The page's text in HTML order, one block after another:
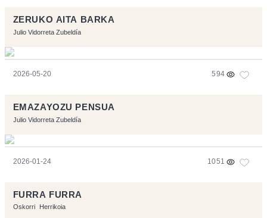
ZERUKO AITA BARKA
Julio Vidorreta Zubeldía
2026-05-20 594
EMAZAYOZU PENSUA
Julio Vidorreta Zubeldía
2026-01-24 1051
FURRA FURRA
Oskorri Herrikoia